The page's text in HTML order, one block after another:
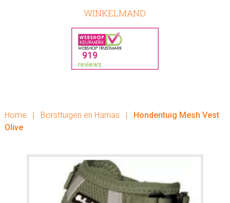
WINKELMAND
Home | Borsttuigen en Harnas |
Hondentuig Mesh Vest
Olive